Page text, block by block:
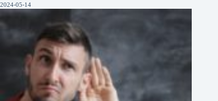
2024-05-14